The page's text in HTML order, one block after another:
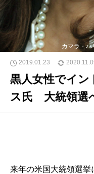
カマラ・ハ
2019.01.23
黒人女性でイン
ス氏 大統領選
来年の米国大統領選挙